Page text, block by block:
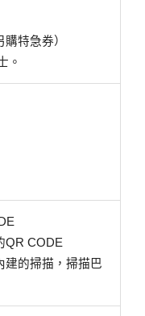
特急券）
。
QR CODE
建的掃描，掃描巴